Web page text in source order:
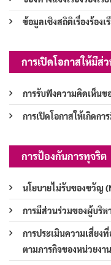
ข้อมูลเชิงสถิติเรื่องร้อง
การเปิดโอกาสให้มีส่
การรับฟังความคิดเห็นข
การเปิดโอกาสให้เกิดกา
การป้องกันการทุจริต
นโยบายไม่รับของขวัญ
การมีส่วนร่วมของผู้บริห
การประเมินความเสี่ยง
ตามภารกิจของหน่วยงา